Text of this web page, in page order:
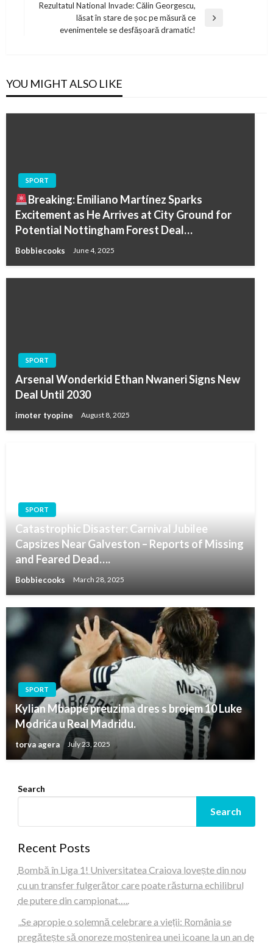
Rezultatul National Invade: Călin Georgescu,
lăsat în stare de șoc pe măsură ce
evenimentele se desfășoară dramatic!
YOU MIGHT ALSO LIKE
SPORT
Breaking: Emiliano Martínez Sparks
Excitement as He Arrives at City Ground for
Potential Nottingham Forest Deal…
Bobbiecooks June 4, 2025
SPORT
Arsenal Wonderkid Ethan Nwaneri Signs New
Deal Until 2030
imoter tyopine August 8, 2025
SPORT
Catastrophic Disaster: Carnival Jubilee
Capsizes Near Galveston – Reports of Missing
and Feared Dead….
Bobbiecooks March 28, 2025
SPORT
Kylian Mbappé preuzima dres s brojem 10 Luke
Modrića u Real Madridu.
torva agera July 23, 2025
Search
Search
Recent Posts
Bombă în Liga 1! Universitatea Craiova lovește din nou
cu un transfer fulgerător care poate răsturna echilibrul
de putere din campionat…..
„Se apropie o solemnă celebrare a vieții: România se
pregătește să onoreze moștenirea unei icoane la un an de